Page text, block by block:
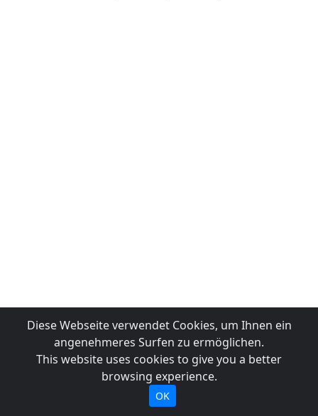
Diese Webseite verwendet Cookies, um Ihnen ein
angenehmeres Surfen zu ermöglichen.
This website uses cookies to give you a better
browsing experience.
OK